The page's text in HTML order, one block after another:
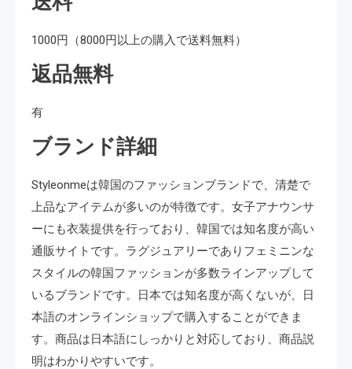
1000円（8000円以上の購入で送料無料）
返品無料
有
ブランド詳細
Styleonmeは韓国のファッションブランドで、清楚で
上品なアイテムが多いのが特徴です。女子アナウンサ
ーにも衣装提供を行っており、韓国では知名度が高い
通販サイトです。ラグジュアリーでありフェミニンな
スタイルの韓国ファッションが多数ラインアップして
いるブランドです。日本では知名度が高くないが、日
本語のオンラインショップで購入することができま
す。商品は日本語にしっかりと対応しており、商品説
明はわかりやすいです。